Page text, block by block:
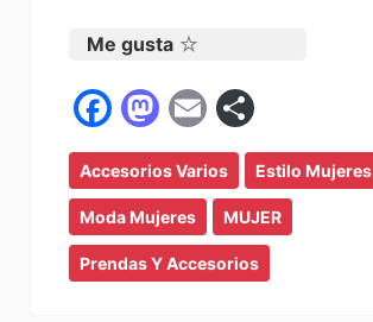
Me gusta
F
a
c
e
b
o
M
a
st
o
d
o
E
m
ai
l
o
m
p
ar
tir
Accesorios Varios Estilo Mujeres
Moda Mujeres MUJER
Prendas Y Accesorios